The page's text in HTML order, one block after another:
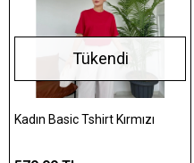
Tükendi
Kadın Basic Tshirt Kırmızı